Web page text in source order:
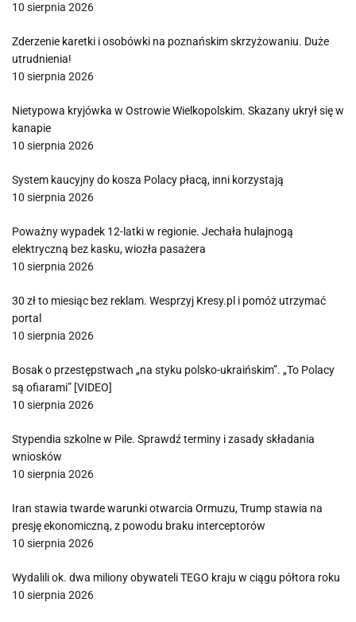
10 sierpnia 2026
Zderzenie karetki i osobówki na poznańskim skrzyżowaniu. Duże
utrudnienia!
10 sierpnia 2026
Nietypowa kryjówka w Ostrowie Wielkopolskim. Skazany ukrył się w
kanapie
10 sierpnia 2026
System kaucyjny do kosza Polacy płacą, inni korzystają
10 sierpnia 2026
Poważny wypadek 12-latki w regionie. Jechała hulajnogą
elektryczną bez kasku, wiozła pasażera
10 sierpnia 2026
30 zł to miesiąc bez reklam. Wesprzyj Kresy.pl i pomóż utrzymać
portal
10 sierpnia 2026
Bosak o przestępstwach „na styku polsko-ukraińskim”. „To Polacy
są ofiarami” [VIDEO]
10 sierpnia 2026
Stypendia szkolne w Pile. Sprawdź terminy i zasady składania
wniosków
10 sierpnia 2026
Iran stawia twarde warunki otwarcia Ormuzu, Trump stawia na
presję ekonomiczną, z powodu braku interceptorów
10 sierpnia 2026
Wydalili ok. dwa miliony obywateli TEGO kraju w ciągu półtora roku
10 sierpnia 2026